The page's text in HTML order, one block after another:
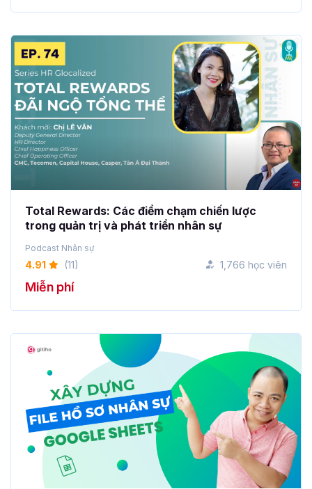
Total Rewards: Các điểm chạm chiến lược
trong quản trị và phát triển nhân sự
Podcast Nhân sự
4.91 (11) 1,766 học viên
Miễn phí